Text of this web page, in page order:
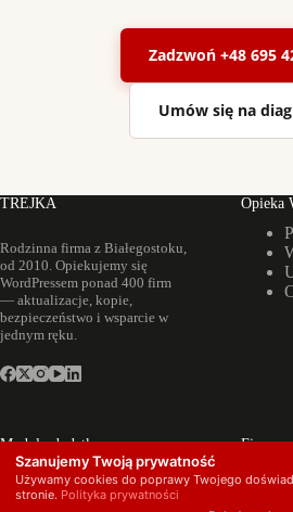
Zadzwoń +48 695
Umów się na
TREJKA
Rodzinna firma z Białegostoku,
od 2010. Opiekujemy się
WordPressem ponad 400 firm
— aktualizacje, kopie,
bezpieczeństwo i wsparcie w
jednym ręku.
Opieka
Moduły dodatkowe
Backup poczty
firmowej
Firma
Szanujemy Twoją prywatność
Używamy cookies do poprawy Twojego
stronie. Polityka prywatności